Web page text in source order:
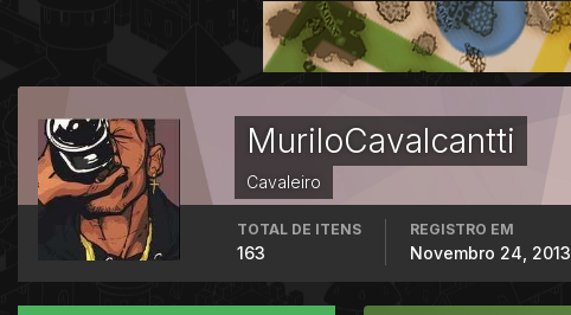
MuriloCavalcantti
Cavaleiro
TOTAL DE ITENS
163
REGISTRO EM
Novembro 24, 2013